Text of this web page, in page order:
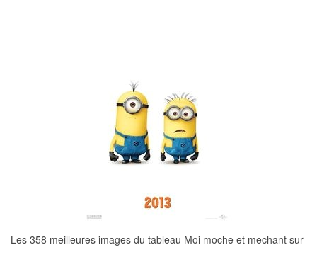
Les 358 meilleures images du tableau Moi moche et mechant sur